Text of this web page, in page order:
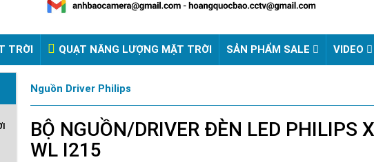
TRỜI QUẠT NĂNG LƯỢNG MẶT TRỜI SẢN PHẨM SALE VIDEO
Nguồn Driver Philips
BỘ NGUỒN/DRIVER ĐÈN LED
WL I215